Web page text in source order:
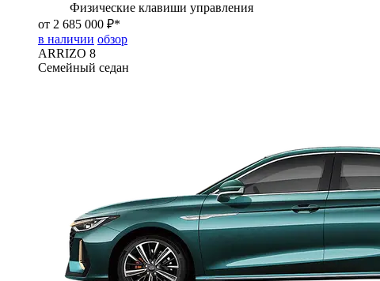
Физические клавиши управления
от 2 685 000 ₽*
в наличии обзор
ARRIZO 8
Семейный седан